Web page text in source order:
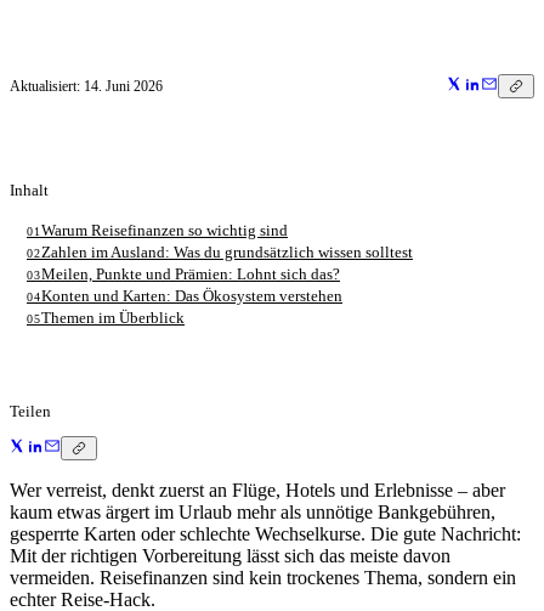
Aktualisiert: 14. Juni 2026
Inhalt
01 Warum Reisefinanzen so wichtig sind
02Zahlen im Ausland: Was du grundsätzlich wissen solltest
03Meilen, Punkte und Prämien: Lohnt sich das?
04Konten und Karten: Das Ökosystem verstehen
05Themen im Überblick
Teilen
Wer verreist, denkt zuerst an Flüge, Hotels und Erlebnisse – aber
kaum etwas ärgert im Urlaub mehr als unnötige Bankgebühren,
gesperrte Karten oder schlechte Wechselkurse. Die gute Nachricht:
Mit der richtigen Vorbereitung lässt sich das meiste davon
vermeiden. Reisefinanzen sind kein trockenes Thema, sondern ein
echter Reise-Hack.